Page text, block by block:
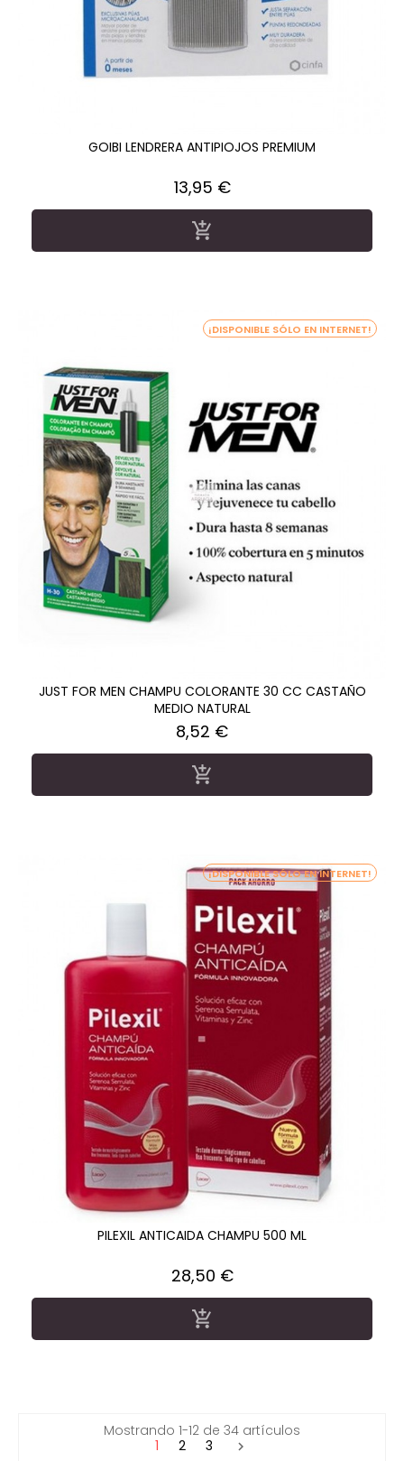
GOIBI LENDRERA ANTIPIOJOS PREMIUM
Precio
13,95 €

¡DISPONIBLE SÓLO EN INTERNET!
JUST FOR MEN CHAMPU COLORANTE 30 CC CASTAÑO
MEDIO NATURAL
Precio
8,52 €

¡DISPONIBLE SÓLO EN INTERNET!
PILEXIL ANTICAIDA CHAMPU 500 ML
Precio
28,50 €

Mostrando 1-12 de 34 artículos
1
2 3 